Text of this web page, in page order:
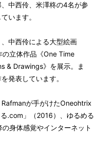
中西伶、米澤柊の4名が参
います。
中西伶による大型絵画
の立体作品《One Time
& Drawings》を展示。ま
発表しています。
が手がけたOneohtrix
.com」（2016）、ゆるめる
身体感覚やインターネット